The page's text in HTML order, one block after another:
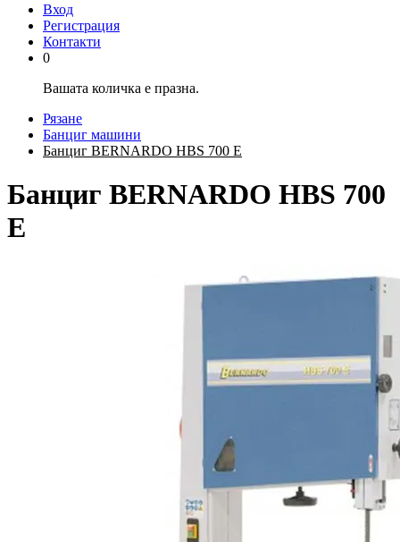
Вход
Регистрация
Контакти
0
Вашата количка е празна.
Рязане
Банциг машини
Банциг BERNARDO HBS 700 E
Банциг BERNARDO HBS 700
E